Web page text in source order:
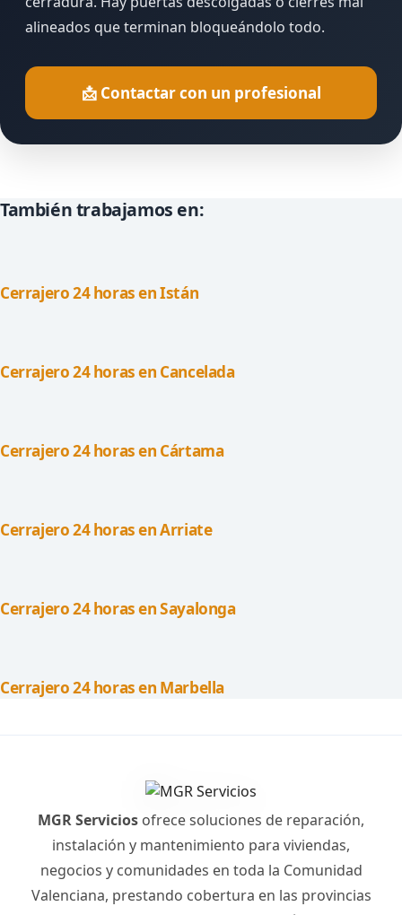
alineados que terminan bloqueándolo todo.
📩 Contactar con un profesional
También trabajamos en:
Cerrajero 24 horas en Istán
Cerrajero 24 horas en Cancelada
Cerrajero 24 horas en Cártama
Cerrajero 24 horas en Arriate
Cerrajero 24 horas en Sayalonga
Cerrajero 24 horas en Marbella
MGR Servicios ofrece soluciones de reparación,
instalación y mantenimiento para viviendas,
negocios y comunidades en toda la Comunidad
Valenciana, prestando cobertura en las provincias